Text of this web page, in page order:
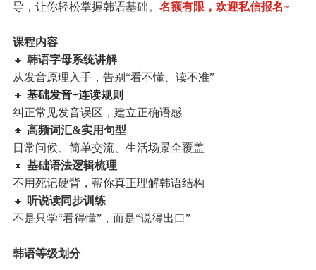
导，让你轻松掌握韩语基础。 名额有限，欢迎私信报名~
课程内容
🔸 韩语字母系统讲解
从发音原理入手，告别“看不懂、读不准”
🔸 基础发音+连读规则
纠正常见发音误区，建立正确语感
🔸 高频词汇&实用句型
日常问候、简单交流、生活场景全覆盖
🔸 基础语法逻辑梳理
不用死记硬背，帮你真正理解韩语结构
🔸 听说读同步训练
不是只学“看得懂”，而是“说得出口”
韩语等级划分